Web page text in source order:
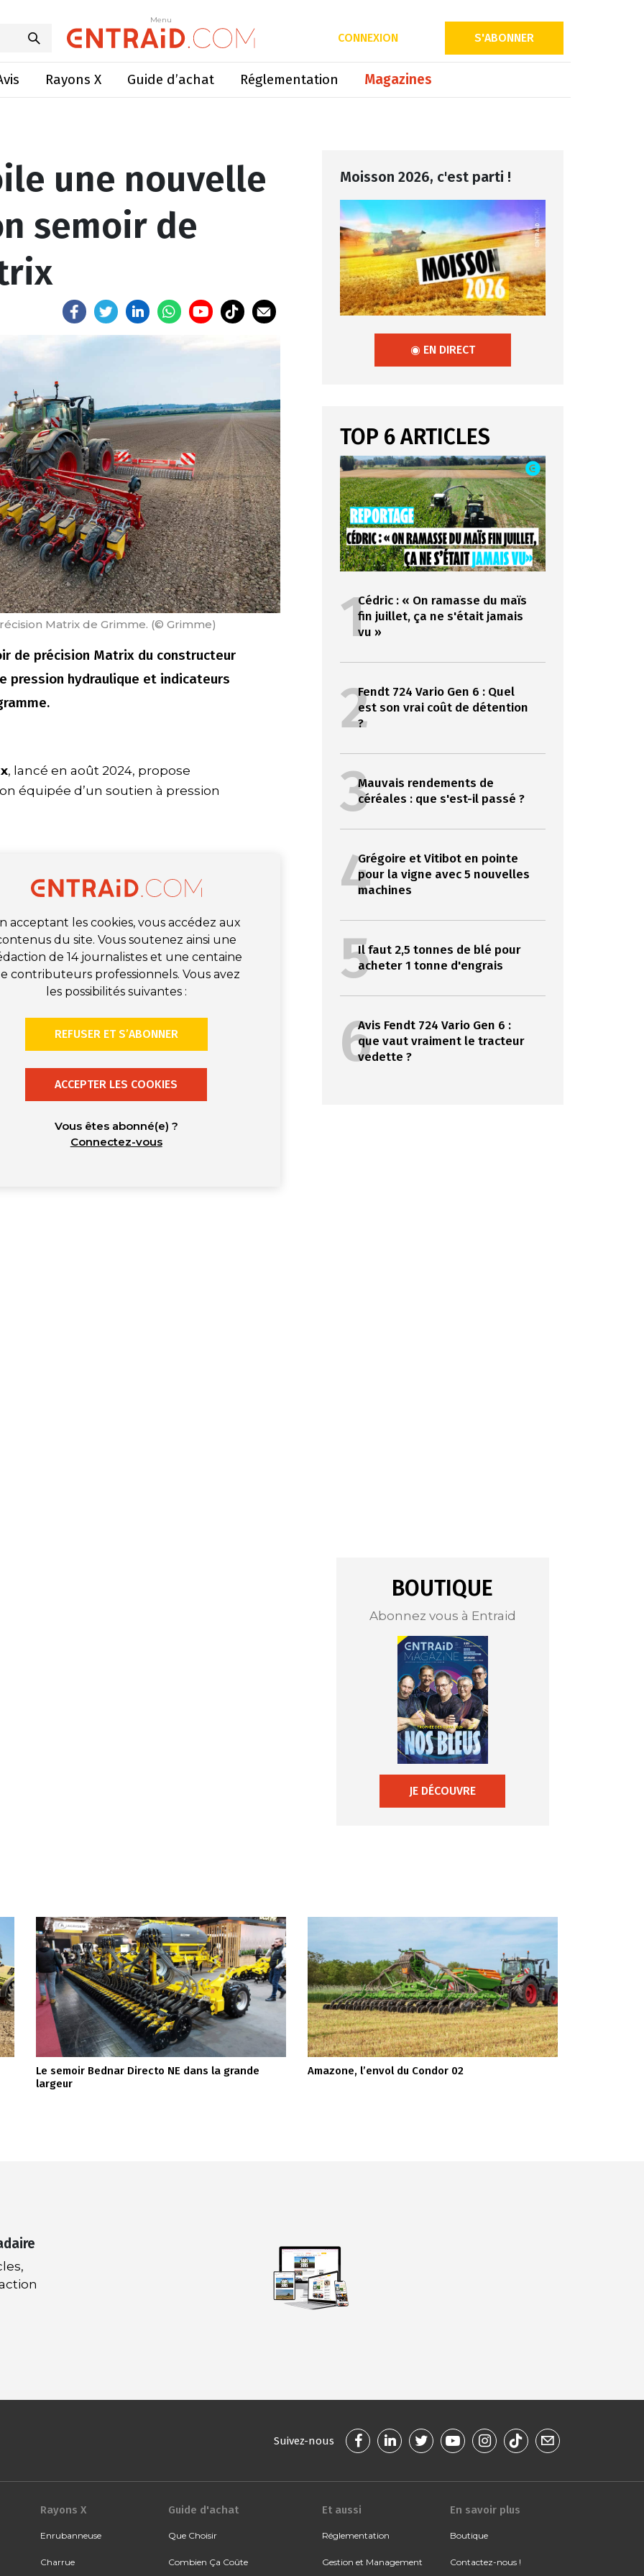
Menu
CONNEXION S'ABONNER
Rayons X Guide d’achat Réglementation Magazines
Menu
version de son semoir de précision Matrix
une nouvelle
semoir de
Matrix de Grimme. (© Grimme)
de précision Matrix du constructeur
pression hydraulique et indicateurs
, lancé en août 2024, propose
équipée d’un soutien à pression
acceptant les cookies, vous accédez aux
du site. Vous soutenez ainsi une
de 14 journalistes et une centaine
contributeurs professionnels. Vous avez
les possibilités suivantes :
REFUSER ET S’ABONNER
ACCEPTER LES COOKIES
Vous êtes abonné(e) ?
Connectez-vous
Moisson 2026, c'est parti !
◉ EN DIRECT
TOP 6 ARTICLES
1Cédric : « On ramasse du maïs
fin juillet, ça ne s'était jamais
vu »
2Fendt 724 Vario Gen 6 : Quel
est son vrai coût de détention
?
3Mauvais rendements de
céréales : que s'est-il passé ?
4Grégoire et Vitibot en pointe
pour la vigne avec 5 nouvelles
machines
5Il faut 2,5 tonnes de blé pour
acheter 1 tonne d'engrais
6Avis Fendt 724 Vario Gen 6 :
que vaut vraiment le tracteur
vedette ?
BOUTIQUE
Abonnez vous à Entraid
JE DÉCOUVRE
Le semoir Bednar Directo NE dans la grande
largeur
Amazone, l’envol du Condor 02
Suivez-nous
Rayons X
Enrubanneuse
Charrue
Guide d'achat
Que Choisir
Combien Ça Coûte
Et aussi
Réglementation
Gestion et Management
En savoir plus
Boutique
Contactez-nous !